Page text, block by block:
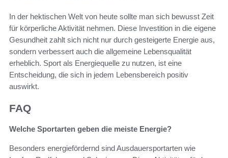
In der hektischen Welt von heute sollte man sich bewusst Zeit
für körperliche Aktivität nehmen. Diese Investition in die eigene
Gesundheit zahlt sich nicht nur durch gesteigerte Energie aus,
sondern verbessert auch die allgemeine Lebensqualität
erheblich. Sport als Energiequelle zu nutzen, ist eine
Entscheidung, die sich in jedem Lebensbereich positiv
auswirkt.
FAQ
Welche Sportarten geben die meiste Energie?
Besonders energiefördernd sind Ausdauersportarten wie